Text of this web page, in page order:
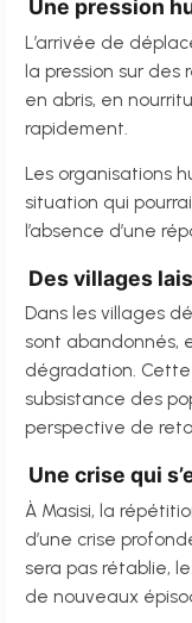
Une pression
L’arrivée de
la pression sur des
en abris, en
rapidement.
Les organisations
situation qui
l’absence d’une
Des villages
Dans les villages
sont abandonnés,
dégradation.
subsistance des
perspective de
Une crise qui
À Masisi, la
d’une crise
sera pas rétablie,
de nouveaux